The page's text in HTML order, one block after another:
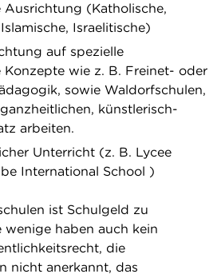
Ausrichtung (Katholische,
Israelitische)
auf spezielle
Konzepte wie z. B. Freinet- oder
sowie Waldorfschulen,
künstlerisch-
arbeiten.
Unterricht (z. B. Lycee
International School )
ist Schulgeld zu
wenige haben auch kein
die
nicht anerkannt, das